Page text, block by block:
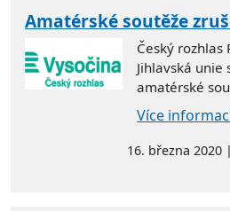
Amatérské soutěže
Český rozhlas
Jihlavská unie
amatérské
Více
16. března 2020 |